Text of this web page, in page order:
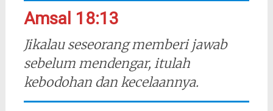
Amsal 18:13
Jikalau seseorang memberi jawab
sebelum mendengar, itulah
kebodohan dan kecelaannya.